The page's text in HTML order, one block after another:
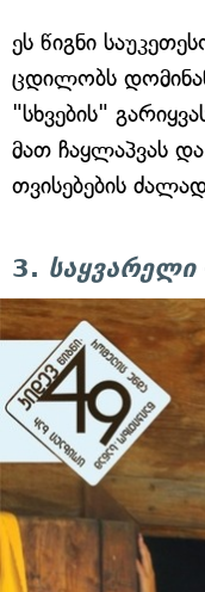
ეს წიგნი
ცდილობს
"სხვების"
მათ ჩაყლაპვას და
თვისებების
3. საყვარელი